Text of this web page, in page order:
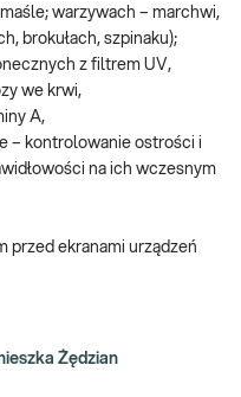
warzywach – marchwi,
brokułach, szpinaku);
z filtrem UV,
we krwi,
A,
– kontrolowanie ostrości i
na ich wczesnym
przed ekranami urządzeń
Żędzian